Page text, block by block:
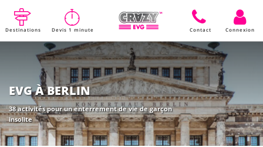
Destinations Devis 1 minute Contact Connexion
EVG À BERLIN
38 activités pour un enterrement de vie de garçon
insolite